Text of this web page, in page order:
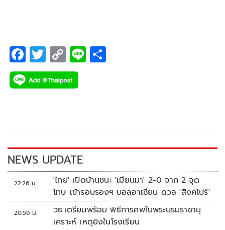
F
ac
e
k
T
wi
tt
C
o
p
k
Li
NEWS UPDATE
22:26 น.
'ไทย' เปิดบ้านชนะ 'เมียนมา' 2-0 จาก 2 จุด
โทษ เข้ารอบรองฯ บอลอาเซียน ดวล 'สิงคโปร์'
20:59 น.
วธ.เตรียมพร้อม พิธีการศพในพระบรมราชานุ
เคราะห์ เหตุยิงในโรงเรียน